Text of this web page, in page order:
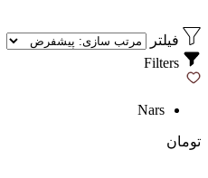
فیلتر
Nars
تومان